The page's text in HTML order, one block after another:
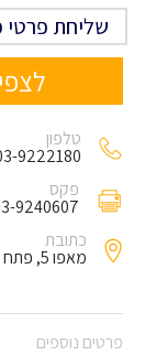
שליחת
טלפון
9222180
פקס
9240607
כתובת
מאפו 5, פתח תקוה 49202
פרטים נוספים